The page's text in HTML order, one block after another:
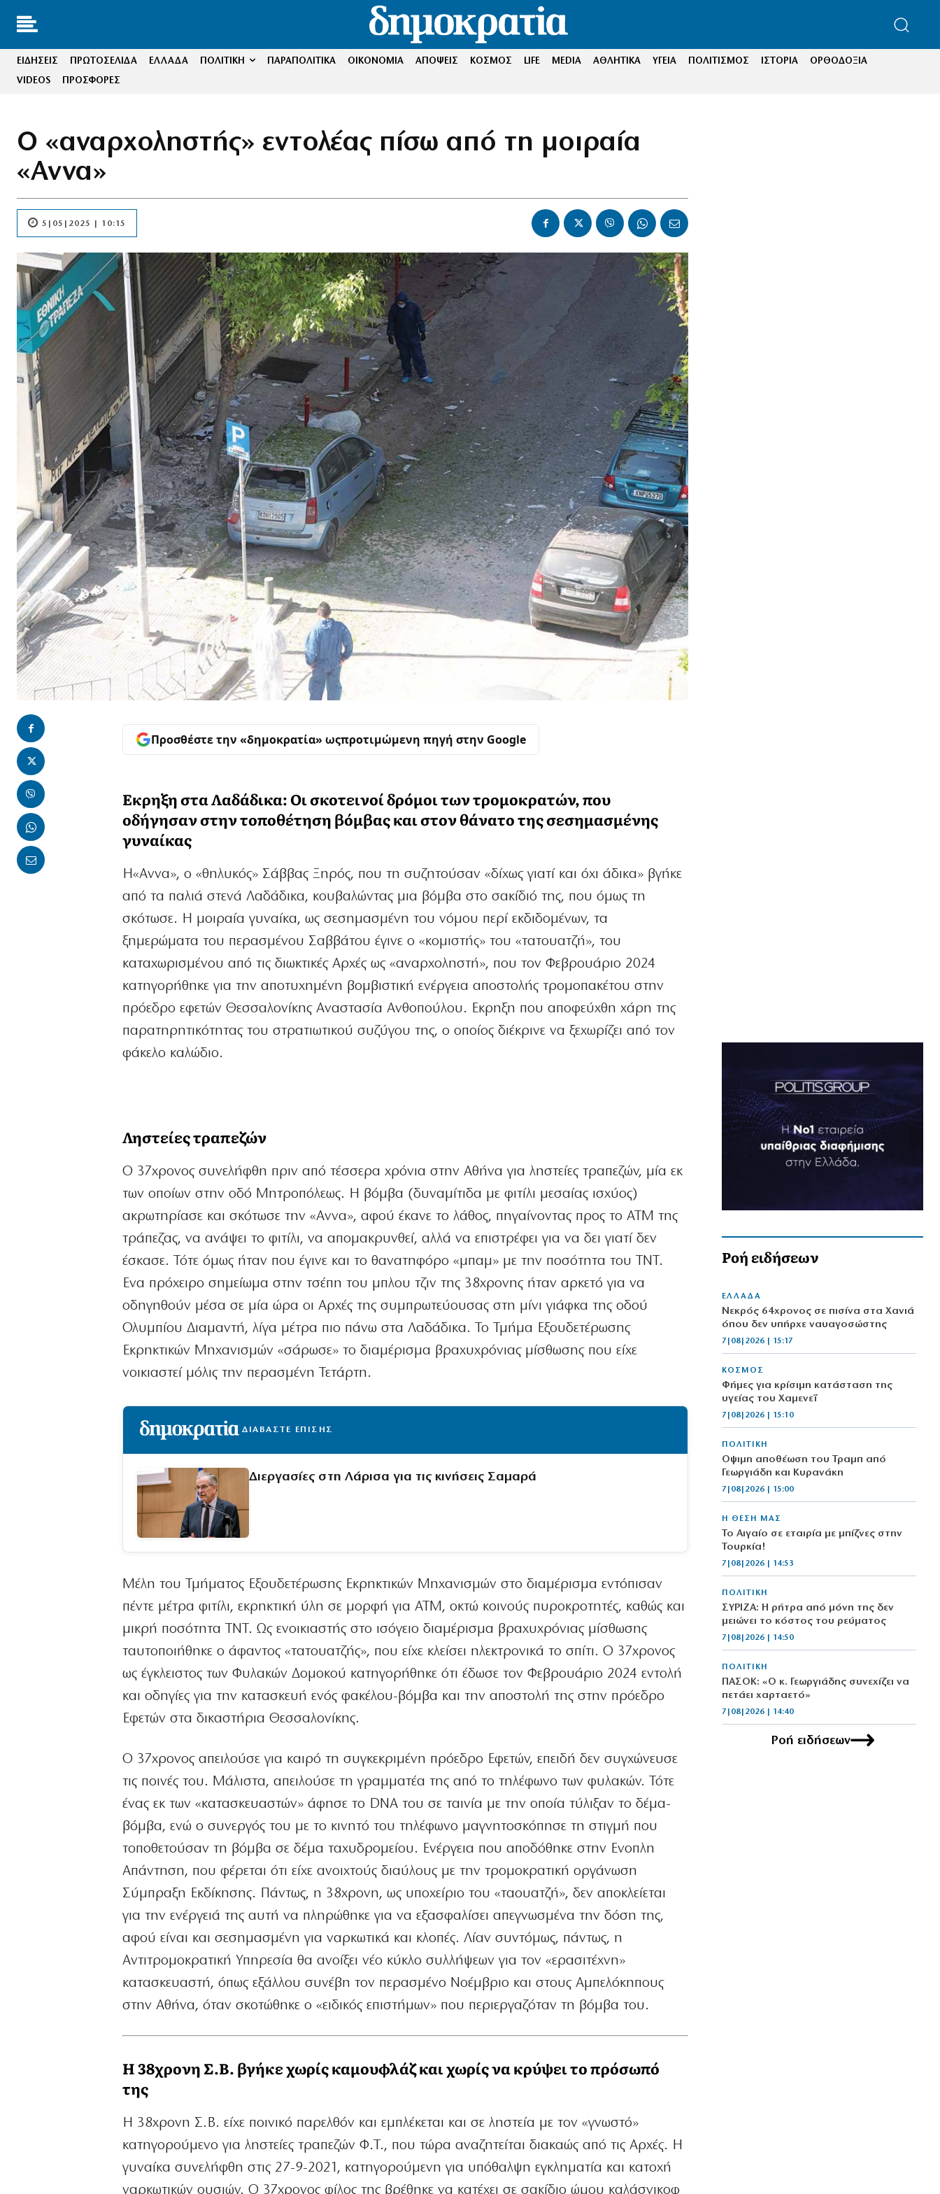
ΕΙΔΗΣΕΙΣ ΠΡΩΤΟΣΕΛΙΔΑ ΕΛΛΑΔΑ ΠΟΛΙΤΙΚΗ ΠΑΡΑΠΟΛΙΤΙΚΑ ΟΙΚΟΝΟΜΙΑ ΑΠΟΨΕΙΣ ΚΟΣΜΟΣ LIFE MEDIA ΑΘΛΗΤΙΚΑ ΥΓΕΙΑ ΠΟΛΙΤΙΣΜΟΣ ΙΣΤΟΡΙΑ
ΟΡΘΟΔΟΞΙΑ
VIDEOS
ΠΡΟΣΦΟΡΕΣ
Ο «αναρχοληστής» εντολέας πίσω από τη μοιραία
«Αννα»
5|05|2025 | 10:15
Προσθέστε την «δημοκρατία» ωςπροτιμώμενη πηγή στην Google
Εκρηξη στα Λαδάδικα: Οι σκοτεινοί δρόμοι των τρομοκρατών, που
οδήγησαν στην τοποθέτηση βόμβας και στον θάνατο της σεσημασμένης
γυναίκας
Η«Αννα», ο «θηλυκός» Σάββας Ξηρός, που τη συζητούσαν «δίχως γιατί και όχι άδικα» βγήκε
από τα παλιά στενά Λαδάδικα, κουβαλώντας μια βόμβα στο σακίδιό της, που όμως τη
σκότωσε. Η μοιραία γυναίκα, ως σεσημασμένη του νόμου περί εκδιδομένων, τα
ξημερώματα του περασμένου Σαββάτου έγινε ο «κομιστής» του «τατουατζή», του
καταχωρισμένου από τις διωκτικές Αρχές ως «αναρχοληστή», που τον Φεβρουάριο 2024
κατηγορήθηκε για την αποτυχημένη βομβιστική ενέργεια αποστολής τρομοπακέτου στην
πρόεδρο εφετών Θεσσαλονίκης Αναστασία Ανθοπούλου. Εκρηξη που αποφεύχθη χάρη της
παρατηρητικότητας του στρατιωτικού συζύγου της, ο οποίος διέκρινε να ξεχωρίζει από τον
φάκελο καλώδιο.
Ληστείες τραπεζών
Ο 37χρονος συνελήφθη πριν από τέσσερα χρόνια στην Αθήνα για ληστείες τραπεζών, μία εκ
των οποίων στην οδό Μητροπόλεως. Η βόμβα (δυναμίτιδα με φιτίλι μεσαίας ισχύος)
ακρωτηρίασε και σκότωσε την «Αννα», αφού έκανε το λάθος, πηγαίνοντας προς το ΑΤΜ της
τράπεζας, να ανάψει το φιτίλι, να απομακρυνθεί, αλλά να επιστρέφει για να δει γιατί δεν
έσκασε. Τότε όμως ήταν που έγινε και το θανατηφόρο «μπαμ» με την ποσότητα του ΤΝΤ.
Ενα πρόχειρο σημείωμα στην τσέπη του μπλου τζιν της 38χρονης ήταν αρκετό για να
οδηγηθούν μέσα σε μία ώρα οι Αρχές της συμπρωτεύουσας στη μίνι γιάφκα της οδού
Ολυμπίου Διαμαντή, λίγα μέτρα πιο πάνω στα Λαδάδικα. Το Τμήμα Εξουδετέρωσης
Εκρηκτικών Μηχανισμών «σάρωσε» το διαμέρισμα βραχυχρόνιας μίσθωσης που είχε
νοικιαστεί μόλις την περασμένη Τετάρτη.
ΔΙΑΒΑΣΤΕ ΕΠΙΣΗΣ
Διεργασίες στη Λάρισα για τις κινήσεις Σαμαρά
Μέλη του Τμήματος Εξουδετέρωσης Εκρηκτικών Μηχανισμών στο διαμέρισμα εντόπισαν
πέντε μέτρα φιτίλι, εκρηκτική ύλη σε μορφή για ATM, οκτώ κοινούς πυροκροτητές, καθώς και
μικρή ποσότητα ΤΝΤ. Ως ενοικιαστής στο ισόγειο διαμέρισμα βραχυχρόνιας μίσθωσης
ταυτοποιήθηκε ο άφαντος «τατουατζής», που είχε κλείσει ηλεκτρονικά το σπίτι. Ο 37χρονος
ως έγκλειστος των Φυλακών Δομοκού κατηγορήθηκε ότι έδωσε τον Φεβρουάριο 2024 εντολή
και οδηγίες για την κατασκευή ενός φακέλου-βόμβα και την αποστολή της στην πρόεδρο
Εφετών στα δικαστήρια Θεσσαλονίκης.
Ο 37χρονος απειλούσε για καιρό τη συγκεκριμένη πρόεδρο Εφετών, επειδή δεν συγχώνευσε
τις ποινές του. Μάλιστα, απειλούσε τη γραμματέα της από το τηλέφωνο των φυλακών. Τότε
ένας εκ των «κατασκευαστών» άφησε το DNA του σε ταινία με την οποία τύλιξαν το δέμα-
βόμβα, ενώ ο συνεργός του με το κινητό του τηλέφωνο μαγνητοσκόπησε τη στιγμή που
τοποθετούσαν τη βόμβα σε δέμα ταχυδρομείου. Ενέργεια που αποδόθηκε στην Ενοπλη
Απάντηση, που φέρεται ότι είχε ανοιχτούς διαύλους με την τρομοκρατική οργάνωση
Σύμπραξη Εκδίκησης. Πάντως, η 38χρονη, ως υποχείριο του «ταουατζή», δεν αποκλείεται
για την ενέργειά της αυτή να πληρώθηκε για να εξασφαλίσει απεγνωσμένα την δόση της,
αφού είναι και σεσημασμένη για ναρκωτικά και κλοπές. Λίαν συντόμως, πάντως, η
Αντιτρομοκρατική Υπηρεσία θα ανοίξει νέο κύκλο συλλήψεων για τον «ερασιτέχνη»
κατασκευαστή, όπως εξάλλου συνέβη τον περασμένο Νοέμβριο και στους Αμπελόκηπους
στην Αθήνα, όταν σκοτώθηκε ο «ειδικός επιστήμων» που περιεργαζόταν τη βόμβα του.
Η 38χρονη Σ.Β. βγήκε χωρίς καμουφλάζ και χωρίς να κρύψει το πρόσωπό
της
Η 38χρονη Σ.Β. είχε ποινικό παρελθόν και εμπλέκεται και σε ληστεία με τον «γνωστό»
κατηγορούμενο για ληστείες τραπεζών Φ.Τ., που τώρα αναζητείται διακαώς από τις Αρχές. Η
γυναίκα συνελήφθη στις 27-9-2021, κατηγορούμενη για υπόθαλψη εγκληματία και κατοχή
ναρκωτικών ουσιών. Ο 37χρονος φίλος της βρέθηκε να κατέχει σε σακίδιο ώμου καλάσνικοφ
Ροή ειδήσεων
ΕΛΛΑΔΑ
Νεκρός 64χρονος σε πισίνα στα Χανιά
όπου δεν υπήρχε ναυαγοσώστης
7|08|2026 | 15:17
ΚΟΣΜΟΣ
Φήμες για κρίσιμη κατάσταση της
υγείας του Χαμενεΐ
7|08|2026 | 15:10
ΠΟΛΙΤΙΚΗ
Οψιμη αποθέωση του Τραμπ από
Γεωργιάδη και Κυρανάκη
7|08|2026 | 15:00
Η ΘΕΣΗ ΜΑΣ
Το Αιγαίο σε εταιρία με μπίζνες στην
Τουρκία!
7|08|2026 | 14:53
ΠΟΛΙΤΙΚΗ
ΣΥΡΙΖΑ: Η ρήτρα από μόνη της δεν
μειώνει το κόστος του ρεύματος
7|08|2026 | 14:50
ΠΟΛΙΤΙΚΗ
ΠΑΣΟΚ: «Ο κ. Γεωργιάδης συνεχίζει να
πετάει χαρταετό»
7|08|2026 | 14:40
Ροή ειδήσεων